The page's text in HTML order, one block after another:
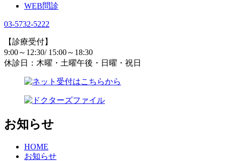
WEB問診
03-5732-5222
【診療受付】
9:00～12:30/ 15:00～18:30
休診日：木曜・土曜午後・日曜・祝日
お知らせ
HOME
お知らせ